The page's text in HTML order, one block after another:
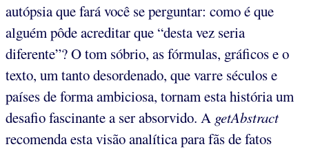
autópsia que fará você se perguntar: como é que
alguém pôde acreditar que “desta vez seria
diferente”? O tom sóbrio, as fórmulas, gráficos e o
texto, um tanto desordenado, que varre séculos e
países de forma ambiciosa, tornam esta história um
desafio fascinante a ser absorvido. A getAbstract
recomenda esta visão analítica para fãs de fatos